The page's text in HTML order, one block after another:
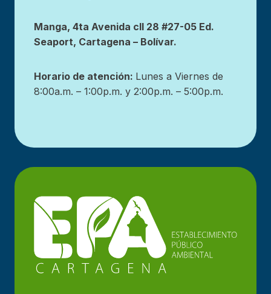
Manga, 4ta Avenida cll 28 #27-05 Ed.
Seaport, Cartagena – Bolívar.
Horario de atención: Lunes a Viernes de
8:00a.m. – 1:00p.m. y 2:00p.m. – 5:00p.m.